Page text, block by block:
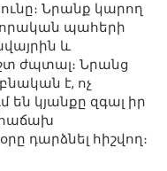
Նրանք կարող
պահերի
և
ժպտալ։ Նրանց
է, ոչ
կյանքը զգալ իր
հաճախ
դարձնել հիշվող։